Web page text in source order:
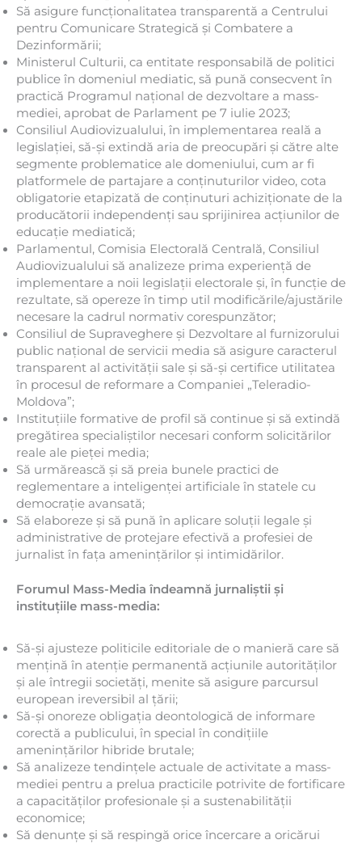
Să asigure funcționalitatea transparentă a Centrului
pentru Comunicare Strategică și Combatere a
Dezinformării;
Ministerul Culturii, ca entitate responsabilă de politici
publice în domeniul mediatic, să pună consecvent în
practică Programul național de dezvoltare a mass-
mediei, aprobat de Parlament pe 7 iulie 2023;
Consiliul Audiovizualului, în implementarea reală a
legislației, să-și extindă aria de preocupări și către alte
segmente problematice ale domeniului, cum ar fi
platformele de partajare a conținuturilor video, cota
obligatorie etapizată de conținuturi achiziționate de la
producătorii independenți sau sprijinirea acțiunilor de
educație mediatică;
Parlamentul, Comisia Electorală Centrală, Consiliul
Audiovizualului să analizeze prima experiență de
implementare a noii legislații electorale și, în funcție de
rezultate, să opereze în timp util modificările/ajustările
necesare la cadrul normativ corespunzător;
Consiliul de Supraveghere și Dezvoltare al furnizorului
public național de servicii media să asigure caracterul
transparent al activității sale și să-și certifice utilitatea
în procesul de reformare a Companiei „Teleradio-
Moldova”;
Instituțiile formative de profil să continue și să extindă
pregătirea specialiștilor necesari conform solicitărilor
reale ale pieței media;
Să urmărească și să preia bunele practici de
reglementare a inteligenței artificiale în statele cu
democrație avansată;
Să elaboreze și să pună în aplicare soluții legale și
administrative de protejare efectivă a profesiei de
jurnalist în fața amenințărilor și intimidărilor.
Forumul Mass-Media îndeamnă jurnaliștii și
instituțiile mass-media:
Să-și ajusteze politicile editoriale de o manieră care să
mențină în atenție permanentă acțiunile autorităților
și ale întregii societăți, menite să asigure parcursul
european ireversibil al țării;
Să-și onoreze obligația deontologică de informare
corectă a publicului, în special în condițiile
amenințărilor hibride brutale;
Să analizeze tendințele actuale de activitate a mass-
mediei pentru a prelua practicile potrivite de fortificare
a capacităților profesionale și a sustenabilității
economice;
Să denunțe și să respingă orice încercare a oricărui